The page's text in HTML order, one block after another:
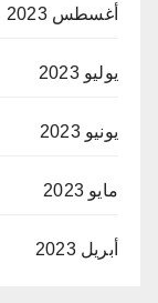
أغسطس 2023
يوليو 2023
يونيو 2023
مايو 2023
أبريل 2023